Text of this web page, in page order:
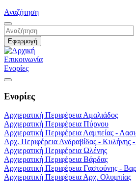
Αναζήτηση
Επικοινωνία
Ενορίες
Ενορίες
Αρχιερατική Περιφέρεια Αμαλιάδος
Αρχιερατική Περιφέρεια Πύργου
Αρχιερατική Περιφέρεια Λαμπείας -
Αρχ. Περιφέρεια Ανδραβίδας - Κυλήνης
Αρχιερατική Περιφέρεια Ωλένης
Αρχιερατική Περιφέρεια Βάρδας
Αρχιερατική Περιφέρεια Γαστούνης -
Αρχιερατική Περιφέρεια Αρχ. Ολυμπίας